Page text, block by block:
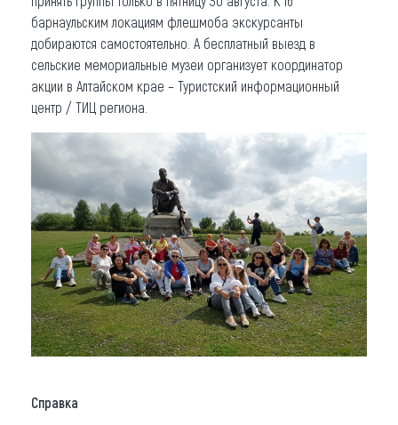
барнаульским локациям флешмоба экскурсанты
добираются самостоятельно. А бесплатный выезд в
сельские мемориальные музеи организует координатор
акции в Алтайском крае – Туристский информационный
центр / ТИЦ региона.
Справка